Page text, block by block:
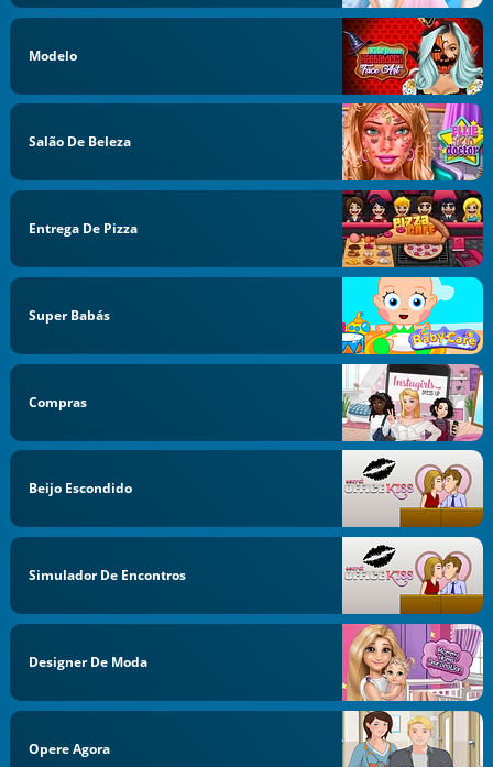
Modelo
Salão De Beleza
Entrega De Pizza
Super Babás
Compras
Beijo Escondido
Simulador De Encontros
Designer De Moda
Opere Agora